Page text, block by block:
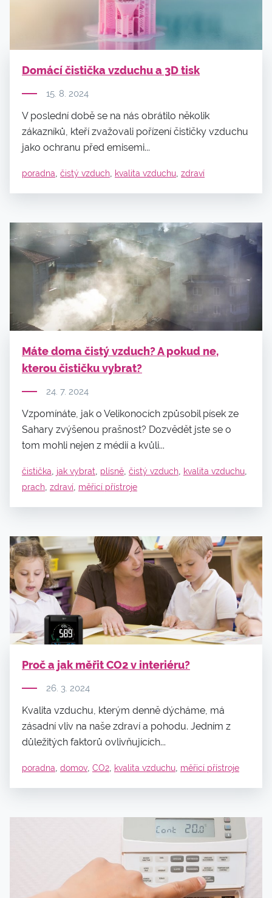
Domácí čistička vzduchu a 3D tisk
15. 8. 2024
V poslední době se na nás obrátilo několik
zákazníků, kteří zvažovali pořízení čističky vzduchu
jako ochranu před emisemi...
poradna, čistý vzduch, kvalita vzduchu, zdraví
Máte doma čistý vzduch? A pokud ne,
kterou čističku vybrat?
24. 7. 2024
Vzpomínáte, jak o Velikonocích způsobil písek ze
Sahary zvýšenou prašnost? Dozvědět jste se o
tom mohli nejen z médií a kvůli...
čistička, jak vybrat, plísně, čistý vzduch, kvalita vzduchu,
prach, zdraví, měřicí přístroje
Proč a jak měřit CO2 v interiéru?
26. 3. 2024
Kvalita vzduchu, kterým denně dýcháme, má
zásadní vliv na naše zdraví a pohodu. Jedním z
důležitých faktorů ovlivňujících...
poradna, domov, CO2, kvalita vzduchu, měřicí přístroje